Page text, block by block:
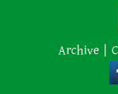
Archive |